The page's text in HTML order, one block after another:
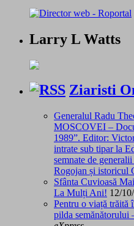
Larry L Watts
Ziaristi
Generalul Radu
MOSCOVEI –
1989”. Editor:
intrate sub tipar la
semnate de
Rogojan și istoricul
Sfânta Cuvioasă
La Mulți Ani! 12/
Pentru o viață trăită
pilda semănătorului